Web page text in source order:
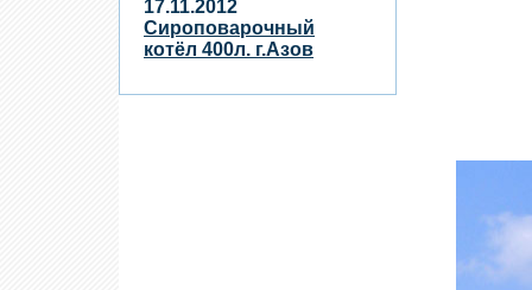
17.11.2012
Сироповарочный
котёл 400л. г.Азов